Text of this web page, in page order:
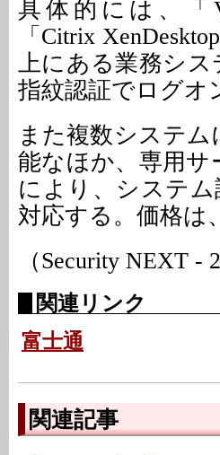
具体的には、「
「Citrix
上にある業務シ
指紋認証でログオ
また複数システ
能なほか、専用サ
により、システ
対応する。価格は
（Security NEXT -
関連リンク
富士通
関連記事